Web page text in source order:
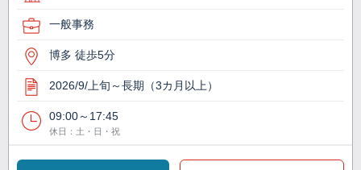
一般事務
博多 徒歩5分
2026/9/上旬～長期（3カ月以上）
09:00～17:45
休日：土・日・祝